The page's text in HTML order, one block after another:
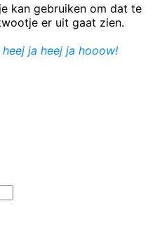
kan gebruiken om dat te
er uit gaat zien.
ja heej ja hooow!